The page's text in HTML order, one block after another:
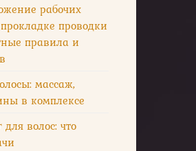
рабочих
проводки
правила и
массаж,
в комплексе
волос: что